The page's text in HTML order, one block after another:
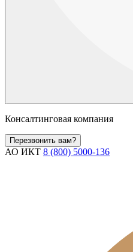
Консалтинговая компания
Перезвонить вам?
АО ИКТ 8 (800) 5000-136